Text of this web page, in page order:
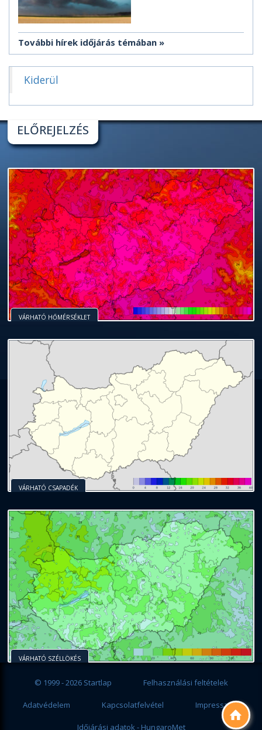

További hírek időjárás témában
Kiderül
ELŐREJELZÉS
VÁRHATÓ HŐMÉRSÉKLET
VÁRHATÓ CSAPADÉK
VÁRHATÓ SZÉLLÖKÉS
© 1999 - 2026 Startlap Felhasználási feltételek
Adatvédelem Kapcsolatfelvétel Impresszum
Időjárási adatok - HungaroMet